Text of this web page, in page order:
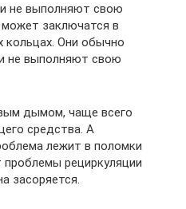
не выполняют свою
заключатся в
кольцах. Они обычно
не выполняют свою
дымом, чаще всего
средства. А
лежит в поломки
рециркуляции
засоряется.